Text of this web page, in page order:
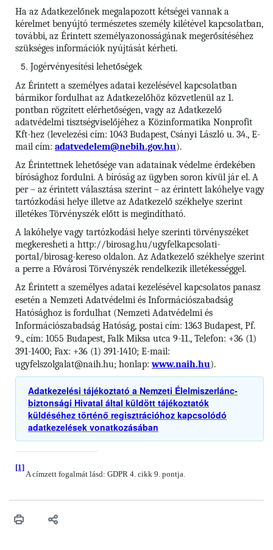
Ha az Adatkezelőnek megalapozott kétségei vannak a
kérelmet benyújtó természetes személy kilétével kapcsolatban,
további, az Érintett személyazonosságának megerősítéséhez
szükséges információk nyújtását kérheti.
Jogérvényesítési lehetőségek
Az Érintett a személyes adatai kezelésével kapcsolatban
bármikor fordulhat az Adatkezelőhöz közvetlenül az 1.
pontban rögzített elérhetőségen, vagy az Adatkezelő
adatvédelmi tisztségviselőjéhez a Közinformatika Nonprofit
Kft-hez (levelezési cím: 1043 Budapest, Csányi László u. 34., E-
mail cím: adatvedelem@nebih.gov.hu).
Az Érintettnek lehetősége van adatainak védelme érdekében
bírósághoz fordulni. A bíróság az ügyben soron kívül jár el. A
per – az érintett választása szerint – az érintett lakóhelye vagy
tartózkodási helye illetve az Adatkezelő székhelye szerint
illetékes Törvényszék előtt is megindítható.
A lakóhelye vagy tartózkodási helye szerinti törvényszéket
megkeresheti a http://birosag.hu/ugyfelkapcsolati-
portal/birosag-kereso oldalon. Az Adatkezelő székhelye szerint
a perre a Fővárosi Törvényszék rendelkezik illetékességgel.
Az Érintett a személyes adatai kezelésével kapcsolatos panasz
esetén a Nemzeti Adatvédelmi és Információszabadság
Hatósághoz is fordulhat (Nemzeti Adatvédelmi és
Információszabadság Hatóság, postai cím: 1363 Budapest, Pf.
9., cím: 1055 Budapest, Falk Miksa utca 9-11., Telefon: +36 (1)
391-1400; Fax: +36 (1) 391-1410; E-mail:
ugyfelszolgalat@naih.hu; honlap:www.naih.hu).
Adatkezelési tájékoztató a Nemzeti Élelmiszerlánc-
biztonsági Hivatal által küldött tájékoztatók
küldéséhez történő regisztrációhoz kapcsolódó
adatkezelések vonatkozásában
[1]
A címzett fogalmát lásd: GDPR 4. cikk 9. pontja.